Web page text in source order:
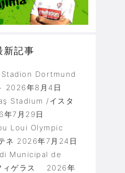
新記事
Stadion Dortmund
2026年8月4日
Stadium /イスタ
年7月29日
Loui Olympic
ネ 2026年7月24日
Municipal de
ィゲラス
2026年